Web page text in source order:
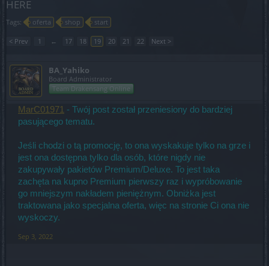
HERE
Tags: oferta shop start
< Prev 1 ← 17 18 19 20 21 22 Next >
BA_Yahiko
Board Administrator
Team Drakensang Online
MarC01971 - Twój post został przeniesiony do bardziej
pasującego tematu.
Jeśli chodzi o tą promocję, to ona wyskakuje tylko na grze i
jest ona dostępna tylko dla osób, które nigdy nie
zakupywały pakietów Premium/Deluxe. To jest taka
zachęta na kupno Premium pierwszy raz i wypróbowanie
go mniejszym nakładem pieniężnym. Obniżka jest
traktowana jako specjalna oferta, więc na stronie Ci ona nie
wyskoczy.
Sep 3, 2022